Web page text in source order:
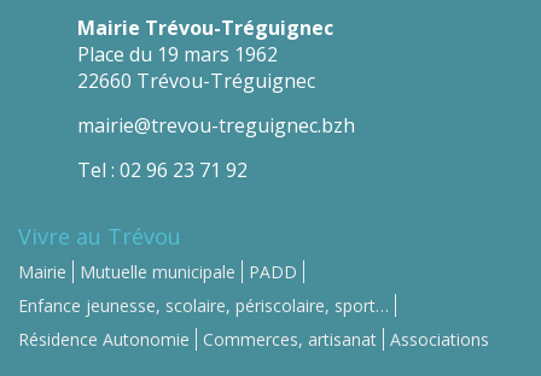
Mairie Trévou-Tréguignec
Place du 19 mars 1962
22660 Trévou-Tréguignec
mairie@trevou-treguignec.bzh
Tel : 02 96 23 71 92
Vivre au Trévou
Mairie Mutuelle municipale
PADD
Enfance jeunesse, scolaire, périscolaire, sport…
Résidence Autonomie
Commerces, artisanat Associations